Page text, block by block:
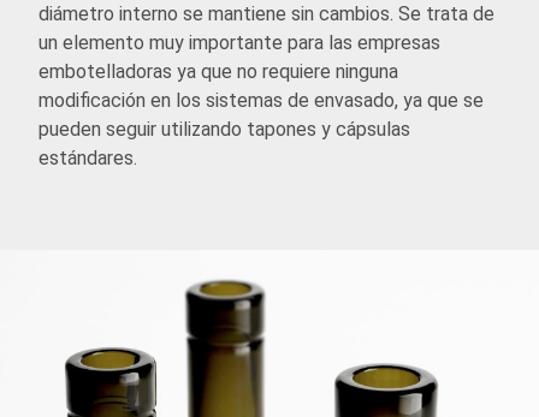
diámetro interno se mantiene sin cambios. Se trata de
un elemento muy importante para las empresas
embotelladoras ya que no requiere ninguna
modificación en los sistemas de envasado, ya que se
pueden seguir utilizando tapones y cápsulas
estándares.